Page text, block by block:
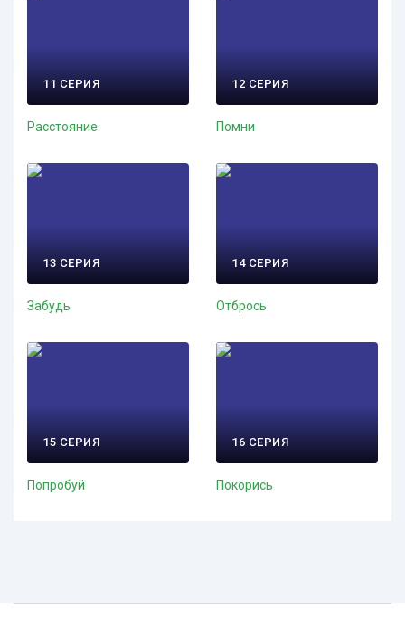
11 СЕРИЯ
Расстояние
12 СЕРИЯ
Помни
13 СЕРИЯ
Забудь
14 СЕРИЯ
Отбрось
15 СЕРИЯ
Попробуй
16 СЕРИЯ
Покорись